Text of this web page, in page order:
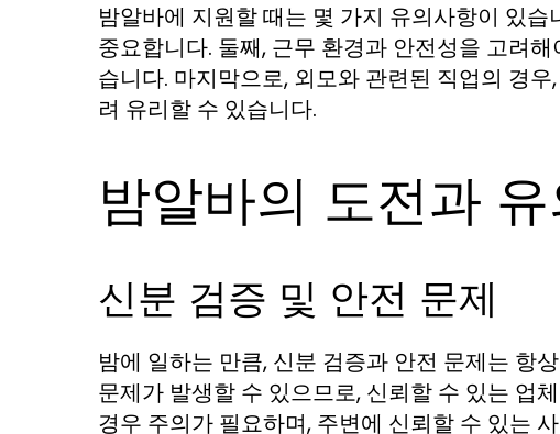
밤알바에 지원할 때는 몇 가지 유의사항이 있
중요합니다. 둘째, 근무 환경과 안전성을 고려
습니다. 마지막으로, 외모와 관련된 직업의 경
려 유리할 수 있습니다.
밤알바의 도전과
신분 검증 및 안전 문제
밤에 일하는 만큼, 신분 검증과 안전 문제는 항
문제가 발생할 수 있으므로, 신뢰할 수 있는 업
경우 주의가 필요하며, 주변에 신뢰할 수 있는